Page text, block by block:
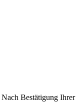
Nach Bestätigung Ihrer